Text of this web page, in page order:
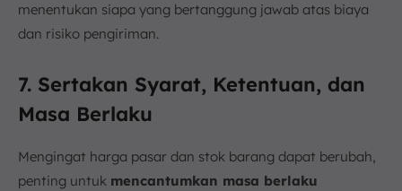
menentukan siapa yang bertanggung jawab atas biaya
dan risiko pengiriman.
7. Sertakan Syarat, Ketentuan, dan
Masa Berlaku
Mengingat harga pasar dan stok barang dapat berubah,
penting untuk mencantumkan masa berlaku